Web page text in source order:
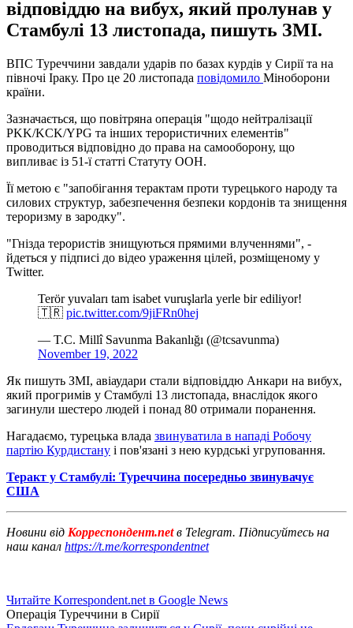
відповіддю на вибух, який пролунав у
Стамбулі 13 листопада, пишуть ЗМІ.
ВПС Туреччини завдали ударів по базах курдів у Сирії та на
півночі Іраку. Про це 20 листопада повідомило Міноборони
країни.
Зазначається, що повітряна операція "щодо нейтралізації
PKK/KCK/YPG та інших терористичних елементів"
проводиться відповідно до права на самооборону, що
випливає із 51-ї статті Статуту ООН.
Її метою є "запобігання терактам проти турецького народу та
силових структур, забезпечення безпеки кордонів та знищення
тероризму в зародку".
"Гнізда терористів знищуються прямими влученнями", -
йдеться у підписі до відео ураження цілей, розміщеному у
Twitter.
Terör yuvaları tam isabet vuruşlarla yerle bir ediliyor!
🇹🇷 pic.twitter.com/9jiFRn0hej
— T.C. Millî Savunma Bakanlığı (@tcsavunma)
November 19, 2022
Як пишуть ЗМІ, авіаудари стали відповіддю Анкари на вибух,
який прогримів у Стамбулі 13 листопада, внаслідок якого
загинули шестеро людей і понад 80 отримали поранення.
Нагадаємо, турецька влада звинуватила в нападі Робочу
партію Курдистану і пов'язані з нею курдські угруповання.
Теракт у Стамбулі: Туреччина посередньо звинувачує
США
Новини від Корреспондент.netв Telegram. Підписуйтесь на
наш канал https://t.me/korrespondentnet
Читайте Korrespondent.net в Google News
Операція Туреччини в Сирії